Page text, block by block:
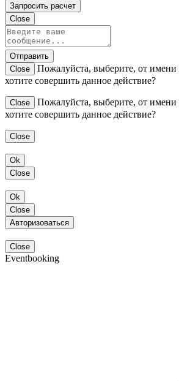
Запросить расчет
Close
Отправить
Close
Пожалуйста, выберите, от
хотите совершить данное действие?
Close
Пожалуйста, выберите, от
хотите совершить данное действие?
Close
Ok
Close
Ok
Close
Авторизоваться
Close
Eventbooking